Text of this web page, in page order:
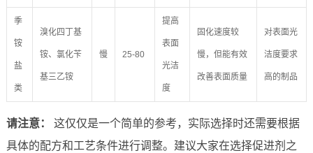
季
铵
盐
类
溴化四丁基
铵、氯化苄
基三乙铵
慢 25-80
提高
表面
光洁
度
固化速度较
慢，但能有效
改善表面质量
对表面光
洁度要求
高的制品
请注意：
这仅仅是一个简单的参考，实际选择时还需要根据
具体的配方和工艺条件进行调整。建议大家在选择促进剂之